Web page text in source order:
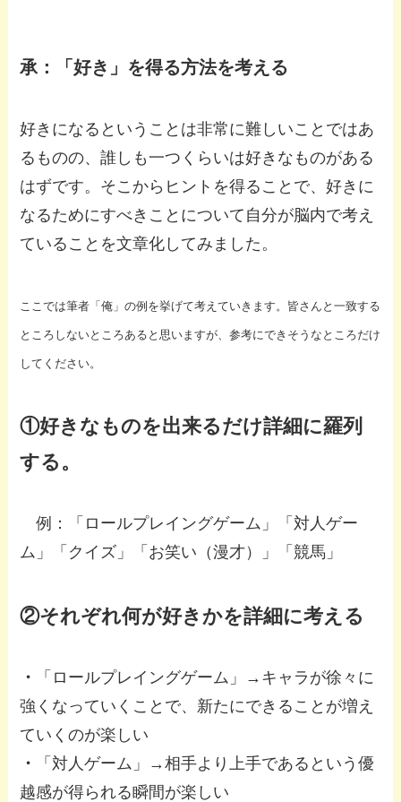
承：「好き」を得る方法を考える
好きになるということは非常に難しいことではあ
るものの、誰しも一つくらいは好きなものがある
はずです。そこからヒントを得ることで、好きに
なるためにすべきことについて自分が脳内で考え
ていることを文章化してみました。
ここでは筆者「俺」の例を挙げて考えていきます。皆さんと一致する
ところしないところあると思いますが、参考にできそうなところだけ
してください。
①好きなものを出来るだけ詳細に羅列
する。
例：「ロールプレイングゲーム」「対人ゲー
ム」「クイズ」「お笑い（漫才）」「競馬」
②それぞれ何が好きかを詳細に考える
・
「ロールプレイングゲーム」→キャラが徐々に
強くなっていくことで、新たにできることが増え
ていくのが楽しい
・
「対人ゲーム」→相手より上手であるという優
越感が得られる瞬間が楽しい